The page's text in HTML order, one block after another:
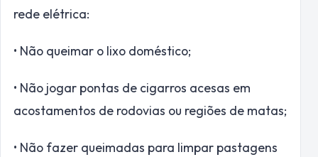
rede elétrica:
• Não queimar o lixo doméstico;
• Não jogar pontas de cigarros acesas em
acostamentos de rodovias ou regiões de matas;
• Não fazer queimadas para limpar pastagens